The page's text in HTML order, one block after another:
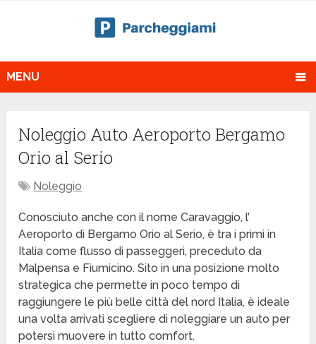
MENU
Noleggio Auto Aeroporto Bergamo
Orio al Serio
Noleggio
Conosciuto anche con il nome Caravaggio, l’
Aeroporto di Bergamo Orio al Serio, è tra i primi in
Italia come flusso di passeggeri, preceduto da
Malpensa e Fiumicino. Sito in una posizione molto
strategica che permette in poco tempo di
raggiungere le più belle città del nord Italia, è ideale
una volta arrivati scegliere di noleggiare un auto per
potersi muovere in tutto comfort.